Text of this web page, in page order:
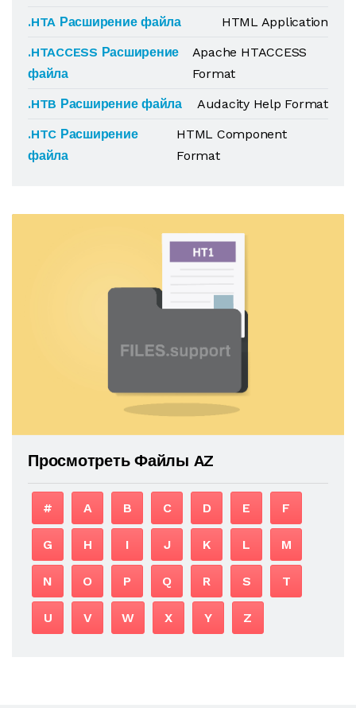
.HTA Расширение файла
HTML Application
.HTACCESS Расширение
файла
Apache HTACCESS
Format
.HTB Расширение файла
Audacity Help Format
.HTC Расширение
файла
HTML Component
Format
Просмотреть Файлы AZ
# A B C D E F
G H I J K L M
N O P Q R S T
U V W X Y Z